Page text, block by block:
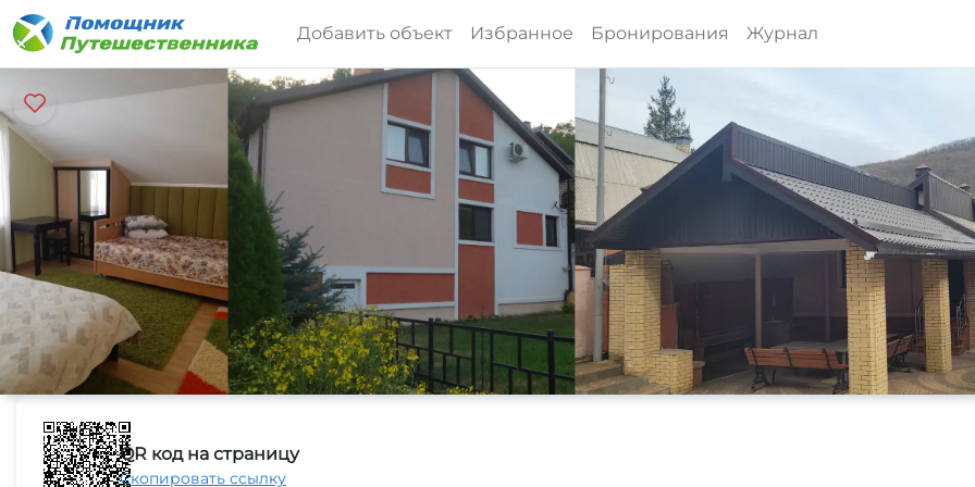
Добавить объект Избранное Бронирования Журнал
QR код на страницу
Скопировать ссылку